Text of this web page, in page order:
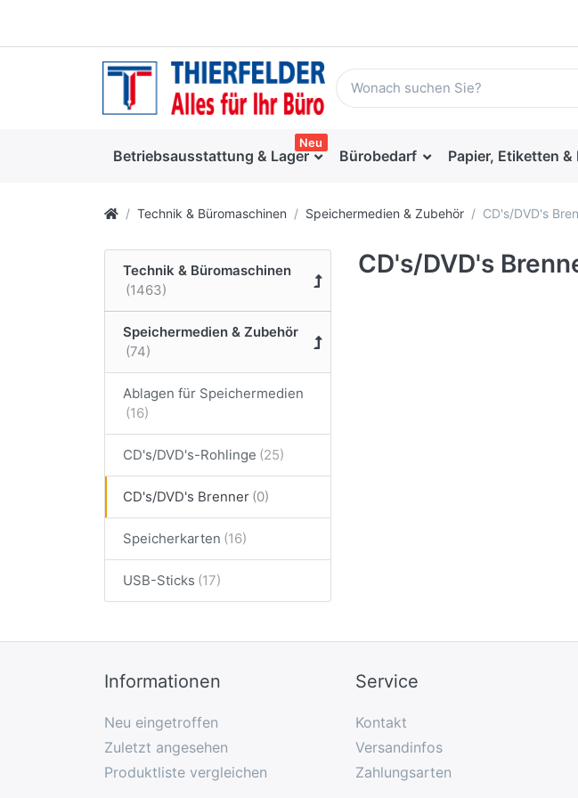
Betriebsausstattung & Lager
Neu
Bürobedarf Papier, Etiketten &
Technik & Büromaschinen Speichermedien & Zubehör CD's/DVD's
Technik & Büromaschinen
Speichermedien & Zubehör
Ablagen für Speichermedien
CD's/DVD's-Rohlinge
CD's/DVD's Brenner
Speicherkarten
USB-Sticks
CD's/DVD's
Informationen
Neu eingetroffen
Zuletzt angesehen
Produktliste vergleichen
Service
Kontakt
Versandinfos
Zahlungsarten